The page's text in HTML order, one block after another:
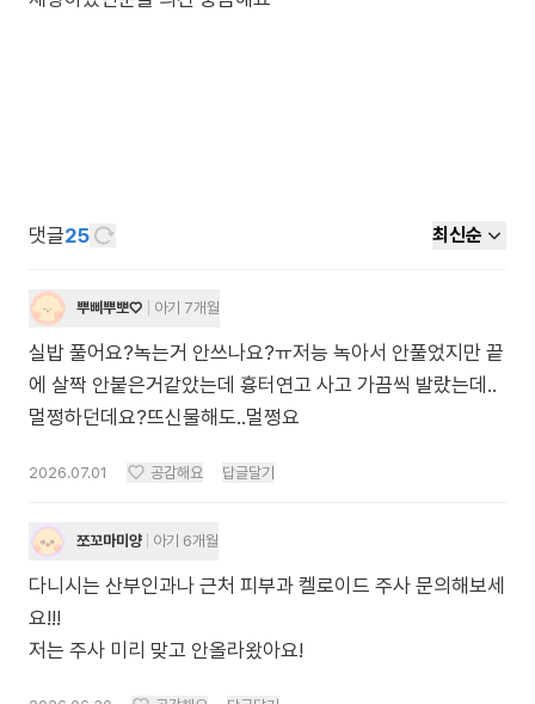
댓글25 최신순
뿌삐뿌뽀♡ 아기 7개월
실밥 풀어요?녹는거 안쓰나요?ㅠ저능 녹아서 안풀었지만 끝
에 살짝 안붙은거같았는데 흉터연고 사고 가끔씩 발랐는데..
멀쩡하던데요?뜨신물해도..멀쩡요
2026.07.01 공감해요 답글달기
쪼꼬마미양 아기 6개월
다니시는 산부인과나 근처 피부과 켈로이드 주사 문의해보세
요!!!
저는 주사 미리 맞고 안올라왔아요!